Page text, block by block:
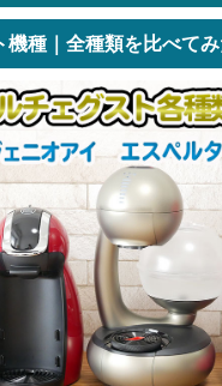
機種｜全種類を比べてみ